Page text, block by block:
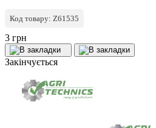
Код товару: Z61535
3 грн
Закінчується